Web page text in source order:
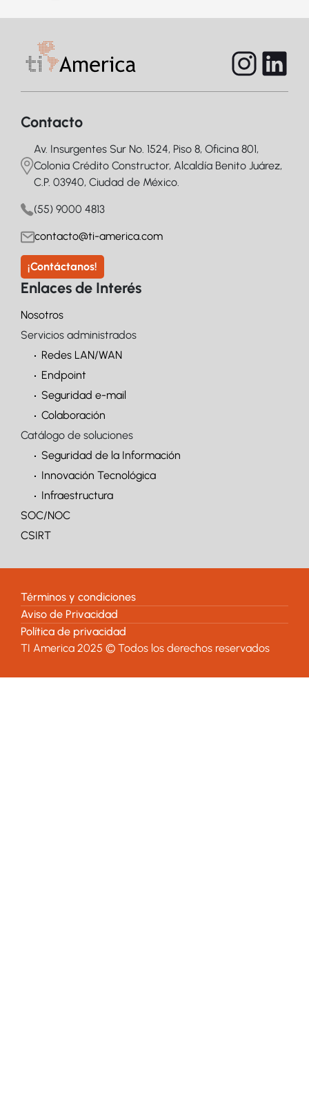
Contacto
Av. Insurgentes Sur No. 1524, Piso 8, Oficina 801,
Colonia Crédito Constructor, Alcaldía Benito Juárez,
C.P. 03940, Ciudad de México.
(55) 9000 4813
contacto@ti-america.com
¡Contáctanos!
Enlaces de Interés
Nosotros
Servicios administrados
Redes LAN/WAN
Endpoint
Seguridad e-mail
Colaboración
Catálogo de soluciones
Seguridad de la Información
Innovación Tecnológica
Infraestructura
SOC/NOC
CSIRT
Términos y condiciones
Aviso de Privacidad
Política de privacidad
TI America 2025 © Todos los derechos reservados